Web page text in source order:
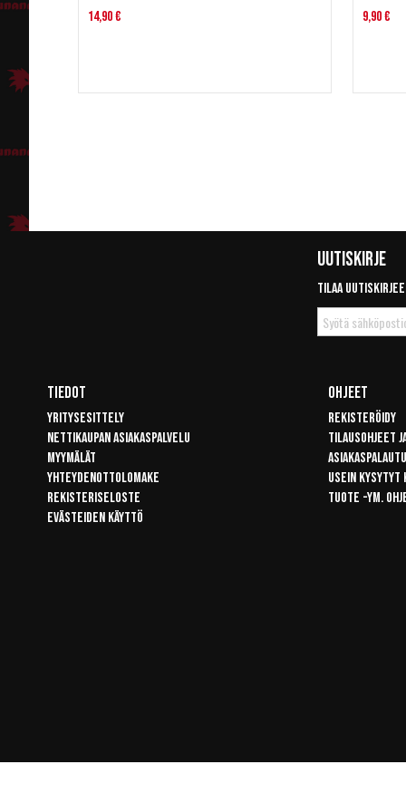
14,90 € 9,90 €
Uutiskirje
Tilaa
Tilaa
uutiskirje
Tiedot
Yritysesittely
Nettikaupan asiakaspalvelu
Myymälät
Yhteydenottolomake
Rekisteriseloste
Evästeiden käyttö
Ohjeet
Rekisteröidy
Tilausohjeet
Usein kysytyt
Tuote -ym.